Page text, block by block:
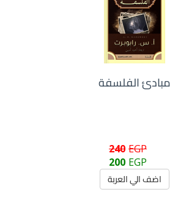
مبادئ الفلسفة
EGP
240
EGP
200
اضف الي العربة